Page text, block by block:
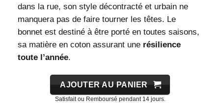
dans la rue, son style décontracté et urbain ne
manquera pas de faire tourner les têtes. Le
bonnet est destiné à être porté en toutes saisons,
sa matière en coton assurant une résilience
toute l’année.
AJOUTER AU PANIER
Satisfait ou Remboursé pendant 14 jours.